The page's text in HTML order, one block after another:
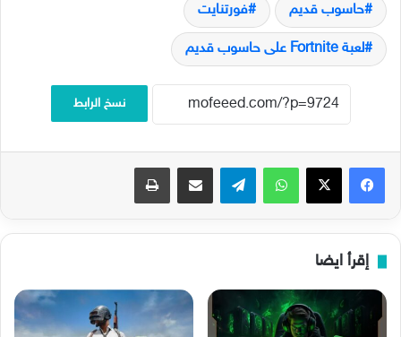
حاسوب قديم فورتنايت
لعبة Fortnite على حاسوب قديم
نسخ الرابط
فيسبوك‫X واتساب تيلقرام مشاركة عبر البريد طباعة
إقرأ ايضا